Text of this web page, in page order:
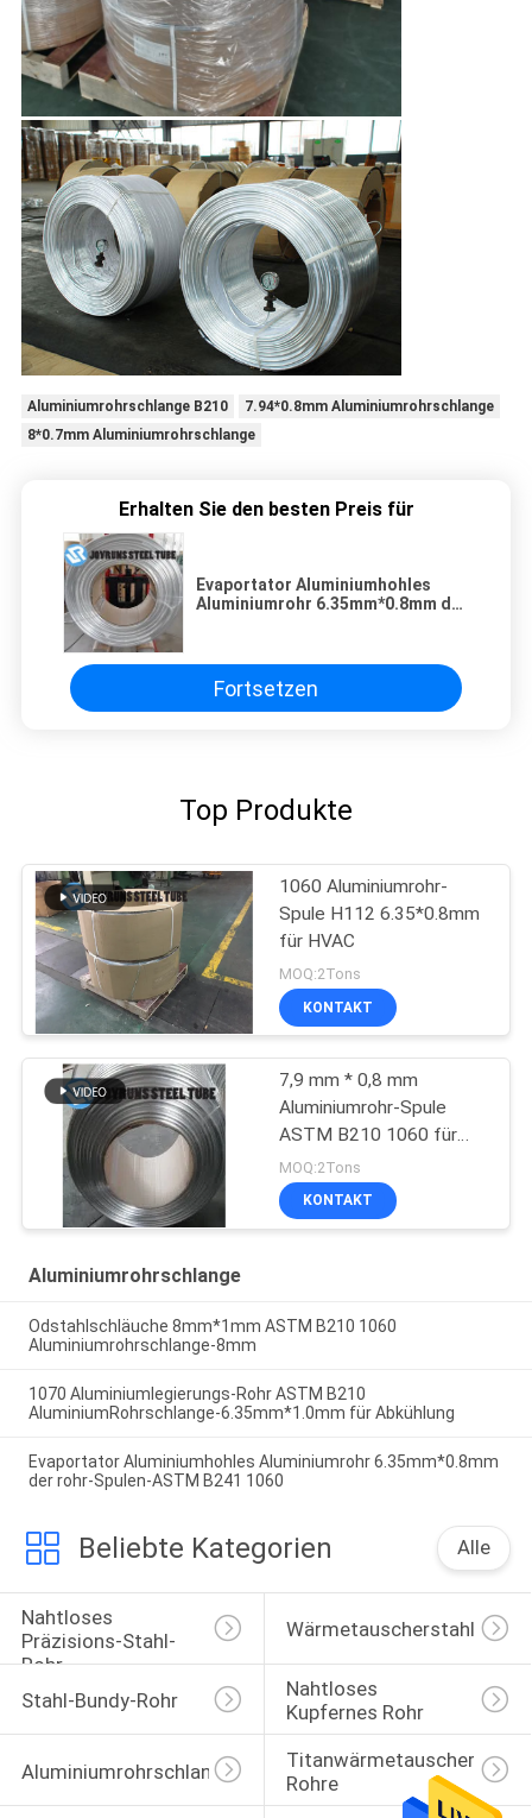
Aluminiumrohrschlange B210
7.94*0.8mm Aluminiumrohrschlange
8*0.7mm Aluminiumrohrschlange
Erhalten Sie den besten Preis für
Evaportator Aluminiumhohles
Aluminiumrohr 6.35mm*0.8mm der
Fortsetzen
Top Produkte
1060 Aluminiumrohr-
Spule H112 6.35*0.8mm
für HVAC
MOQ:2Tons
KONTAKT
7,9 mm * 0,8 mm
Aluminiumrohr-Spule
ASTM B210 1060 für
Verdampfer
MOQ:2Tons
KONTAKT
Aluminiumrohrschlange
Odstahlschläuche 8mm*1mm ASTM B210 1060
Aluminiumrohrschlange-8mm
1070 Aluminiumlegierungs-Rohr ASTM B210
AluminiumRohrschlange-6.35mm*1.0mm für Abkühlung
Evaportator Aluminiumhohles Aluminiumrohr 6.35mm*0.8mm
der rohr-Spulen-ASTM B241 1060
Beliebte Kategorien Alle
Nahtloses
Präzisions-Stahl-
Rohr
Wärmetauscherstahlrohr
Stahl-Bundy-Rohr
Nahtloses
Kupfernes Rohr
Aluminiumrohrschlange
Titanwärmetauscher-
Rohre